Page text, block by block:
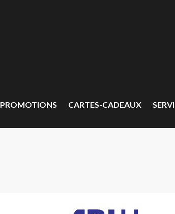
PROMOTIONS CARTES-CADEAUX